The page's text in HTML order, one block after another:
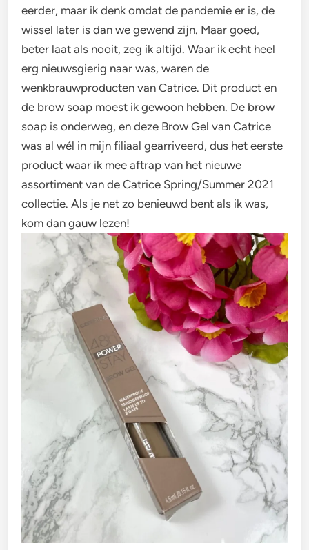
eerder, maar ik denk omdat de pandemie er is, de
wissel later is dan we gewend zijn. Maar goed,
beter laat als nooit, zeg ik altijd. Waar ik echt heel
erg nieuwsgierig naar was, waren de
wenkbrauwproducten van Catrice. Dit product en
de brow soap moest ik gewoon hebben. De brow
soap is onderweg, en deze Brow Gel van Catrice
was al wél in mijn filiaal gearriveerd, dus het eerste
product waar ik mee aftrap van het nieuwe
assortiment van de Catrice Spring/Summer 2021
collectie. Als je net zo benieuwd bent als ik was,
kom dan gauw lezen!